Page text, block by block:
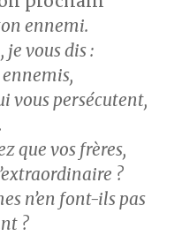
ennemi.
je vous dis :
vous persécutent,
que vos frères,
?
n’en font-ils pas
?